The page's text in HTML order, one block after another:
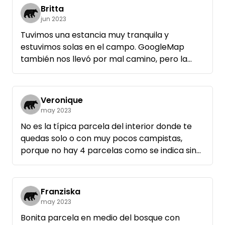
siempre y cuando hay muy poca gente aquí.
Britta
jun 2023
Tuvimos una estancia muy tranquila y
estuvimos solas en el campo. GoogleMap
también nos llevó por mal camino, pero la
intuición femenina te lleva más lejos en la vida.
Nos recordó mucho a Finlandia y Estonia, pero
faltaba un retrete seco en condiciones para
ser realmente feliz y tener 5 estrellas. Un
Veronique
may 2023
No es la típica parcela del interior donde te
quedas solo o con muy pocos campistas,
porque no hay 4 parcelas como se indica sino
unas 15 parcelas, las parcelas son
suficientemente grandes, pero no hay
intimidad entre ellas, por lo que no hay tanta
intimidad cuando están totalmente ocupadas.
Franziska
may 2023
Bonita parcela en medio del bosque con